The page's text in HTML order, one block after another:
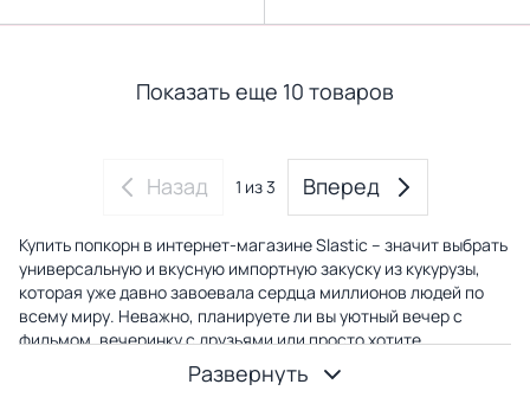
Показать еще 10 товаров
Назад 1 из 3 Вперед
Купить попкорн в интернет-магазине Slastic – значит выбрать
универсальную и вкусную импортную закуску из кукурузы,
которая уже давно завоевала сердца миллионов людей по
всему миру. Неважно, планируете ли вы уютный вечер с
фильмом, вечеринку с друзьями или просто хотите
побаловать себя чем-то вкусным, попкорн всегда станет
Развернуть